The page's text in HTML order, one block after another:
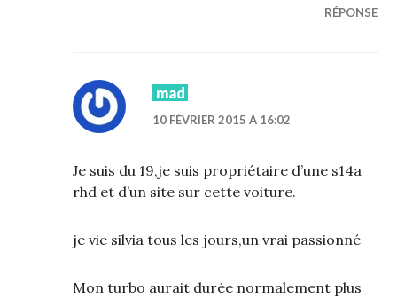
RÉPONSE
mad
10 FÉVRIER 2015 À 16:02
Je suis du 19,je suis propriétaire d’une s14a
rhd et d’un site sur cette voiture.
je vie silvia tous les jours,un vrai passionné
Mon turbo aurait durée normalement plus